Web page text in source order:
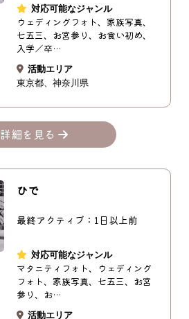
対応可能なジャンル
ウェディングフォト、家族写真、
七五三、お宮参り、お食い初め、
入学／卒…
活動エリア
東京都
神奈川県
詳細を見る
ひで
最終アクティブ：1日以上前
対応可能なジャンル
マタニティフォト、ウェディング
フォト、家族写真、七五三、お宮
参り、お…
活動エリア